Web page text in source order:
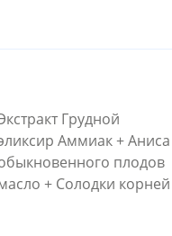
Грудной
Аммиак + Аниса
плодов
+ Солодки корней